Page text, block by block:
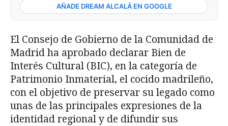
AÑADE DREAM ALCALÁ EN GOOGLE
El Consejo de Gobierno de la Comunidad de
Madrid ha aprobado declarar Bien de
Interés Cultural (BIC), en la categoría de
Patrimonio Inmaterial, el cocido madrileño,
con el objetivo de preservar su legado como
unas de las principales expresiones de la
identidad regional y de difundir sus